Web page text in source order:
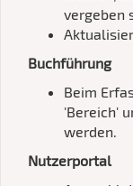
vergeben
Buchführung
Beim
'Bereich'
werden.
Nutzerportal